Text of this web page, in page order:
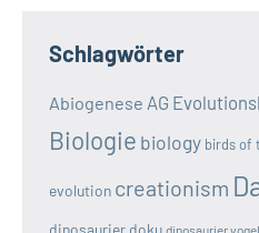
Schlagwörter
Abiogenese AG
Biologie biology birds of
evolution creationism
dinosaurier doku dinosaurier vogel